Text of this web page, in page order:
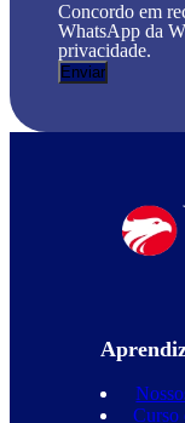
Concordo em
WhatsApp da
privacidade.
Curso